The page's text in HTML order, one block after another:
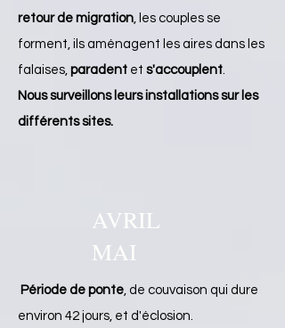
retour de migration, les couples se
forment, ils aménagent les aires dans les
falaises, paradent et s'accouplent.
Nous surveillons leurs installations sur les
différents sites.
AVRIL
MAI
​​ Période de ponte, de couvaison qui dure
environ 42 jours, et d'éclosion.